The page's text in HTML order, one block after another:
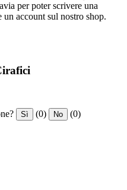
per poter scrivere una
un account sul nostro shop.
Sì (0) No (0)